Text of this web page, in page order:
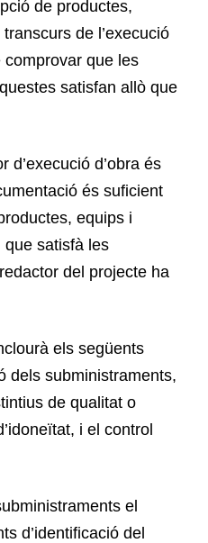
de productes,
de l’execució
comprovar que les
satisfan allò que
d’execució d’obra és
és suficient
equips i
que satisfà les
del projecte ha
els següents
dels subministraments,
de qualitat o
i el control
el
d’identificació del